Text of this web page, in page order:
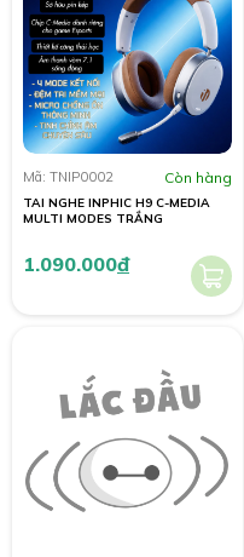
Mã: TNIP0002 Còn hàng
TAI NGHE INPHIC H9 C-MEDIA
MULTI MODES TRẮNG
1.090.000đ